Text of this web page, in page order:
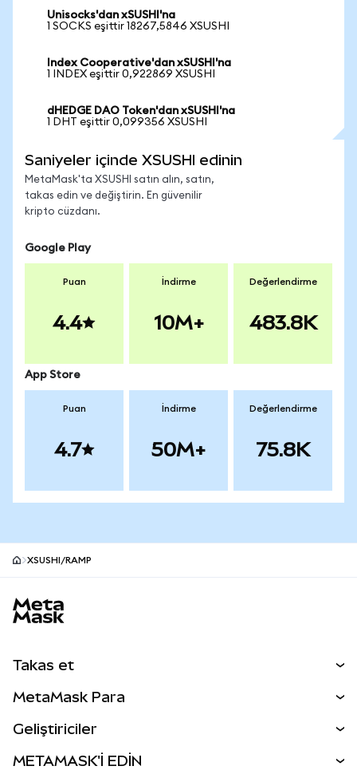
Unisocks'dan xSUSHI'na
1 SOCKS eşittir 18267,5846 XSUSHI
Index Cooperative'dan xSUSHI'na
1 INDEX eşittir 0,922869 XSUSHI
dHEDGE DAO Token'dan xSUSHI'na
1 DHT eşittir 0,099356 XSUSHI
Saniyeler içinde XSUSHI edinin
MetaMask'ta XSUSHI satın alın, satın,
takas edin ve değiştirin. En güvenilir
kripto cüzdanı.
Google Play
Puan
4.4
İndirme
10M+
Değerlendirme
483.8K
App Store
Puan
4.7
İndirme
50M+
Değerlendirme
75.8K
XSUSHI/RAMP
Takas et
Perps
MetaMask Para
Geliştiriciler
METAMASK'İ EDİN